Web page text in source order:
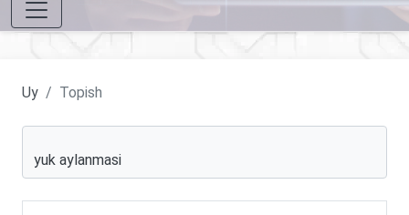
Uy Topish